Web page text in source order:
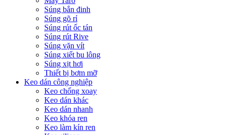
Súng bắn đinh
Súng gõ rỉ
Súng rút ốc tán
Súng rút Rive
Súng vặn vít
Súng xiết bu lông
Súng xịt hơi
Thiết bị bơm mỡ
Keo dán công nghiệp
Keo chống xoay
Keo dán khác
Keo dán nhanh
Keo khóa ren
Keo làm kín ren